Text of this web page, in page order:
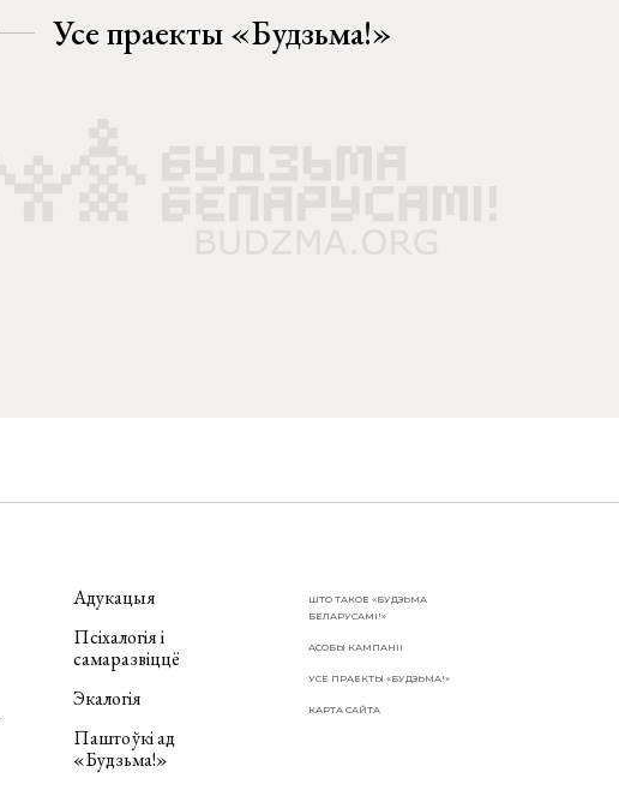
Усе праекты «Будзьма!»
Адукацыя
Псіхалогія і
самаразвіццё
Экалогія
Паштоўкі ад
«Будзьма!»
ШТО ТАКОЕ «БУДЗЬМА
БЕЛАРУСАМІ!»
АСОБЫ КАМПАНІІ
УСЕ ПРАЕКТЫ «БУДЗЬМА!»
КАРТА САЙТА